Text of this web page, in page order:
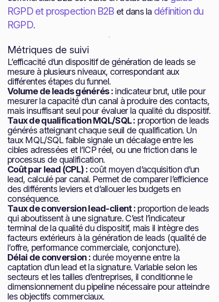
RGPD et prospection B2B et dans la définition du
RGPD.
Métriques de suivi
L’efficacité d’un dispositif de génération de leads se
mesure à plusieurs niveaux, correspondant aux
différentes étapes du funnel.
Volume de leads générés : indicateur brut, utile pour
mesurer la capacité d’un canal à produire des contacts,
mais insuffisant seul pour évaluer la qualité du dispositif.
Taux de qualification MQL/SQL : proportion de leads
générés atteignant chaque seuil de qualification. Un
taux MQL/SQL faible signale un décalage entre les
cibles adressées et l’ICP réel, ou une friction dans le
processus de qualification.
Coût par lead (CPL) :coût moyen d’acquisition d’un
lead, calculé par canal. Permet de comparer l’efficience
des différents leviers et d’allouer les budgets en
conséquence.
Taux de conversion lead-client :proportion de leads
qui aboutissent à une signature. C’est l’indicateur
terminal de la qualité du dispositif, mais il intègre des
facteurs extérieurs à la génération de leads (qualité de
l’offre, performance commerciale, conjoncture).
Délai de conversion :durée moyenne entre la
captation d’un lead et la signature. Variable selon les
secteurs et les tailles d’entreprises, il conditionne le
dimensionnement du pipeline nécessaire pour atteindre
les objectifs commerciaux.